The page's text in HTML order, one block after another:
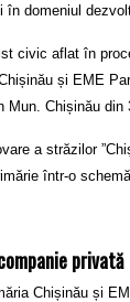
domeniul
civic aflat în
și EME
Chișinău din
a străzilor
într-o
privată
Chișinău și